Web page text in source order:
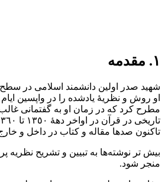
۱‌‌‌‌. مقدمه
شهید صدر اولین دانشمند اسلامی در
مطرح کرد که در زمان او به گفتمانی
تاکنون صدها مقاله و کتاب در داخل و
بیش تر‌ نوشته‌‌ها به تبیین و تشریح نظریه
منجر شود‌‌‌‌.